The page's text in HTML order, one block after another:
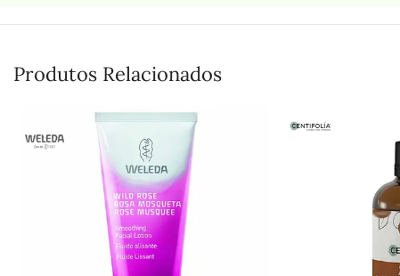
Produtos Relacionados